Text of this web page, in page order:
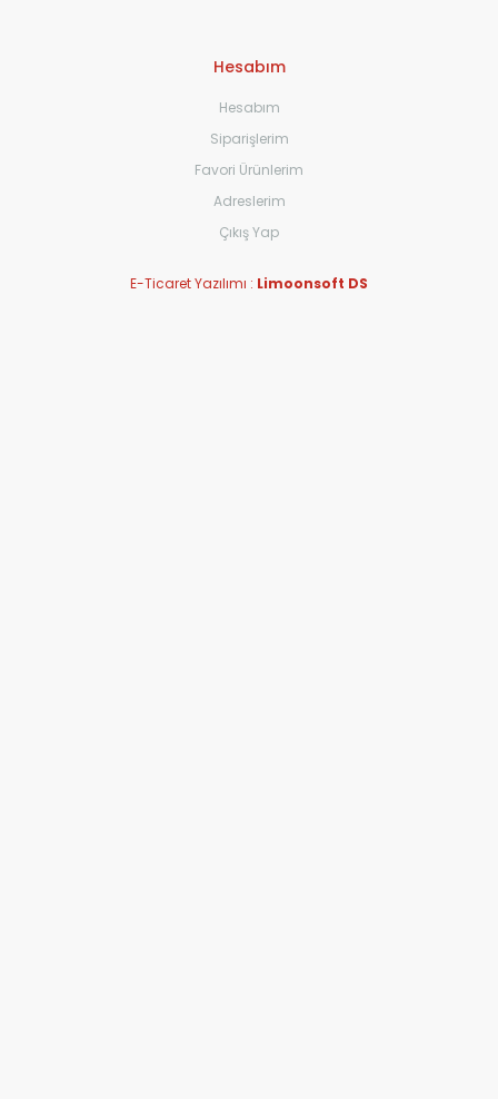
Hesabım
Hesabım
Siparişlerim
Favori Ürünlerim
Adreslerim
Çıkış Yap
E-Ticaret Yazılımı : Limoonsoft DS